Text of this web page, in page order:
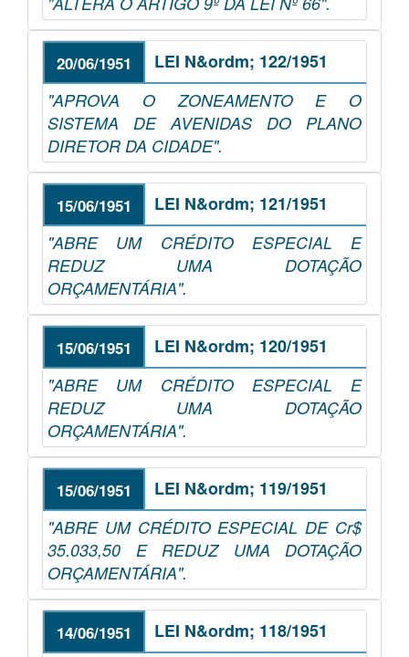
20/06/1951 LEI N&ordm; 122/1951
"APROVA O ZONEAMENTO E O
SISTEMA DE AVENIDAS DO PLANO
DIRETOR DA CIDADE".
15/06/1951 LEI N&ordm; 121/1951
"ABRE UM CRÉDITO ESPECIAL E
REDUZ UMA DOTAÇÃO
ORÇAMENTÁRIA".
15/06/1951 LEI N&ordm; 120/1951
"ABRE UM CRÉDITO ESPECIAL E
REDUZ UMA DOTAÇÃO
ORÇAMENTÁRIA".
15/06/1951 LEI N&ordm; 119/1951
"ABRE UM CRÉDITO ESPECIAL DE Cr$
35.033,50 E REDUZ UMA DOTAÇÃO
ORÇAMENTÁRIA".
14/06/1951 LEI N&ordm; 118/1951